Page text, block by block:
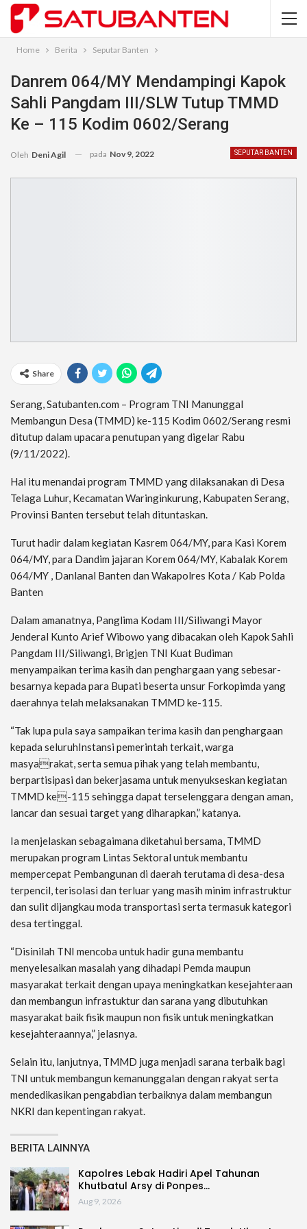
Home Berita Seputar Banten
Danrem 064/MY Mendampingi Kapok
Sahli Pangdam III/SLW Tutup TMMD
Ke – 115 Kodim 0602/Serang
SEPUTAR BANTEN
Oleh Deni Agil pada Nov 9, 2022
Share
Serang, Satubanten.com – Program TNI Manunggal
Membangun Desa (TMMD) ke-115 Kodim 0602/Serang resmi
ditutup dalam upacara penutupan yang digelar Rabu
(9/11/2022).
Hal itu menandai program TMMD yang dilaksanakan di Desa
Telaga Luhur, Kecamatan Waringinkurung, Kabupaten Serang,
Provinsi Banten tersebut telah dituntaskan.
Turut hadir dalam kegiatan Kasrem 064/MY, para Kasi Korem
064/MY, para Dandim jajaran Korem 064/MY, Kabalak Korem
064/MY , Danlanal Banten dan Wakapolres Kota / Kab Polda
Banten
Dalam amanatnya, Panglima Kodam III/Siliwangi Mayor
Jenderal Kunto Arief Wibowo yang dibacakan oleh Kapok Sahli
Pangdam III/Siliwangi, Brigjen TNI Kuat Budiman
menyampaikan terima kasih dan penghargaan yang sebesar-
besarnya kepada para Bupati beserta unsur Forkopimda yang
daerahnya telah melaksanakan TMMD ke-115.
“Tak lupa pula saya sampaikan terima kasih dan penghargaan
kepada seluruhInstansi pemerintah terkait, warga
masyarakat, serta semua pihak yang telah membantu,
berpartisipasi dan bekerjasama untuk menyukseskan kegiatan
TMMD ke-115 sehingga dapat terselenggara dengan aman,
lancar dan sesuai target yang diharapkan,” katanya.
Ia menjelaskan sebagaimana diketahui bersama, TMMD
merupakan program Lintas Sektoral untuk membantu
mempercepat Pembangunan di daerah terutama di desa-desa
terpencil, terisolasi dan terluar yang masih minim infrastruktur
dan sulit dijangkau moda transportasi serta termasuk kategori
desa tertinggal.
“Disinilah TNI mencoba untuk hadir guna membantu
menyelesaikan masalah yang dihadapi Pemda maupun
masyarakat terkait dengan upaya meningkatkan kesejahteraan
dan membangun infrastuktur dan sarana yang dibutuhkan
masyarakat baik fisik maupun non fisik untuk meningkatkan
kesejahteraannya,” jelasnya.
Selain itu, lanjutnya, TMMD juga menjadi sarana terbaik bagi
TNI untuk membangun kemanunggalan dengan rakyat serta
mendedikasikan pengabdian terbaiknya dalam membangun
NKRI dan kepentingan rakyat.
BERITA LAINNYA
Kapolres Lebak Hadiri Apel Tahunan
Khutbatul Arsy di Ponpes…
Aug 9, 2026